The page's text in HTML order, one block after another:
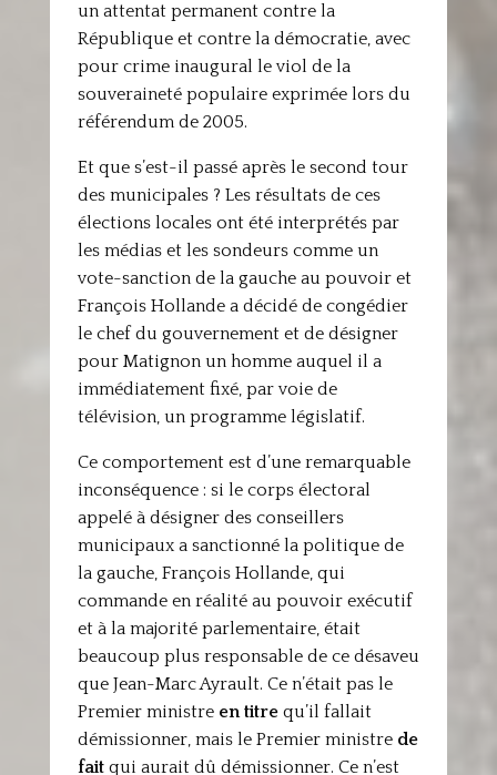
un attentat permanent contre la
République et contre la démocratie, avec
pour crime inaugural le viol de la
souveraineté populaire exprimée lors du
référendum de 2005.
Et que s’est-il passé après le second tour
des municipales ? Les résultats de ces
élections locales ont été interprétés par
les médias et les sondeurs comme un
vote-sanction de la gauche au pouvoir et
François Hollande a décidé de congédier
le chef du gouvernement et de désigner
pour Matignon un homme auquel il a
immédiatement fixé, par voie de
télévision, un programme législatif.
Ce comportement est d’une remarquable
inconséquence : si le corps électoral
appelé à désigner des conseillers
municipaux a sanctionné la politique de
la gauche, François Hollande, qui
commande en réalité au pouvoir exécutif
et à la majorité parlementaire, était
beaucoup plus responsable de ce désaveu
que Jean-Marc Ayrault. Ce n’était pas le
Premier ministre en titrequ’il fallait
démissionner, mais le Premier ministre de
faitqui aurait dû démissionner. Ce n’est